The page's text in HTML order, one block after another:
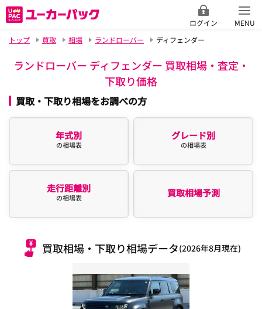
ログイン
MENU
トップ
買取 相場 ランドローバー ディフェンダー
ランドローバー ディフェンダー 買取相場・査定・
下取り価格
買取・下取り相場をお調べの方
年式別
の相場表
グレード別
の相場表
走行距離別
の相場表 買取相場予測
買取相場・下取り相場データ(2026年8月現在)